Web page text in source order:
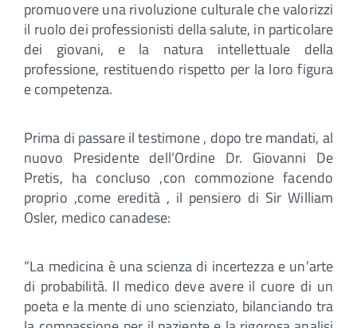
promuovere una rivoluzione culturale che valorizzi
il ruolo dei professionisti della salute, in particolare
dei giovani, e la natura intellettuale della
professione, restituendo rispetto per la loro figura
e competenza.
Prima di passare il testimone , dopo tre mandati, al
nuovo Presidente dell’Ordine Dr. Giovanni De
Pretis, ha concluso ,con commozione facendo
proprio ,come eredità , il pensiero di Sir William
Osler, medico canadese:
“La medicina è una scienza di incertezza e un’arte
di probabilità. Il medico deve avere il cuore di un
poeta e la mente di uno scienziato, bilanciando tra